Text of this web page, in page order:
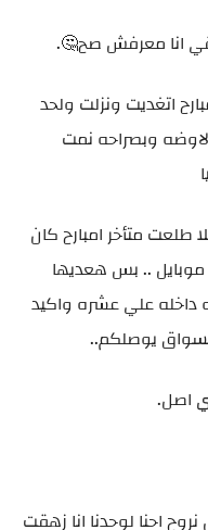
انا معرفش صح🤔.
اتغديت ونزلت ولحد
وبصراحه نمت
متأخر امبارح كان
.. بس هعديها
داخله علي عشره واكيد
يوصلكم..
احنا لوحدنا انا زهقت